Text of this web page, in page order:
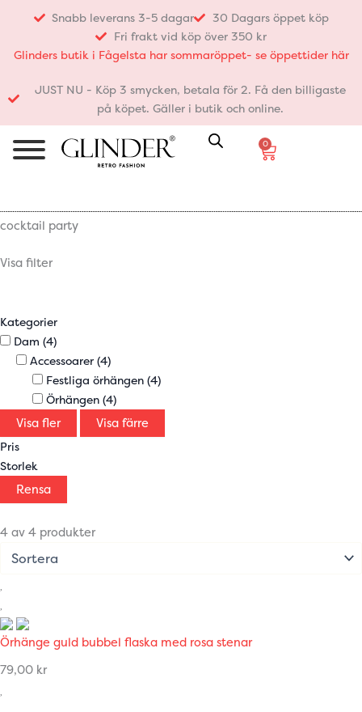
innehåll
Snabb leverans 3-5 dagar
30 Dagars öppet köp
Fri frakt vid köp över 350 kr
Glinders butik i Fågelsta har sommaröppet- se öppettider här
JUST NU - Köp 3 smycken, betala för 2. Få den billigaste
på köpet. Gäller i butik och online.
0
Varukorg
cocktail party
Visa filter
Kategorier
Dam (4)
Accessoarer (4)
Festliga örhängen (4)
Örhängen (4)
Visa fler Visa färre
Pris
Storlek
Rensa
4 av 4 produkter
Örhänge guld bubbel flaska med rosa stenar
79,00 kr